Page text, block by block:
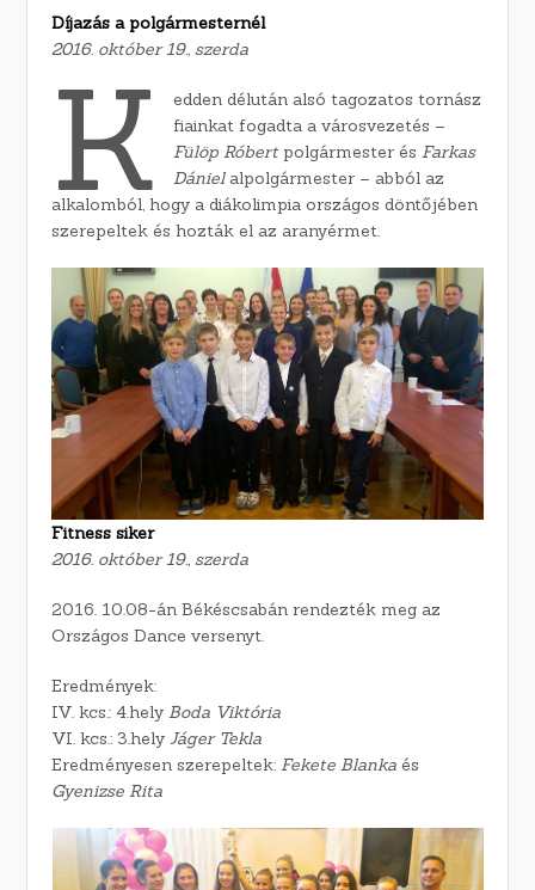
Díjazás a polgármesternél
2016. október 19., szerda
K
edden délután alsó tagozatos tornász
fiainkat fogadta a városvezetés –
Fülöp Róbertpolgármester ésFarkas
Dánielalpolgármester – abból az
alkalomból, hogy a diákolimpia országos döntőjében
szerepeltek és hozták el az aranyérmet.
Fitness siker
2016. október 19., szerda
2016. 10.08-án Békéscsabán rendezték meg az
Országos Dance versenyt.
Eredmények:
IV. kcs.: 4.hely Boda Viktória
VI. kcs.: 3.hely Jáger Tekla
Eredményesen szerepeltek: Fekete Blanka és
Gyenizse Rita